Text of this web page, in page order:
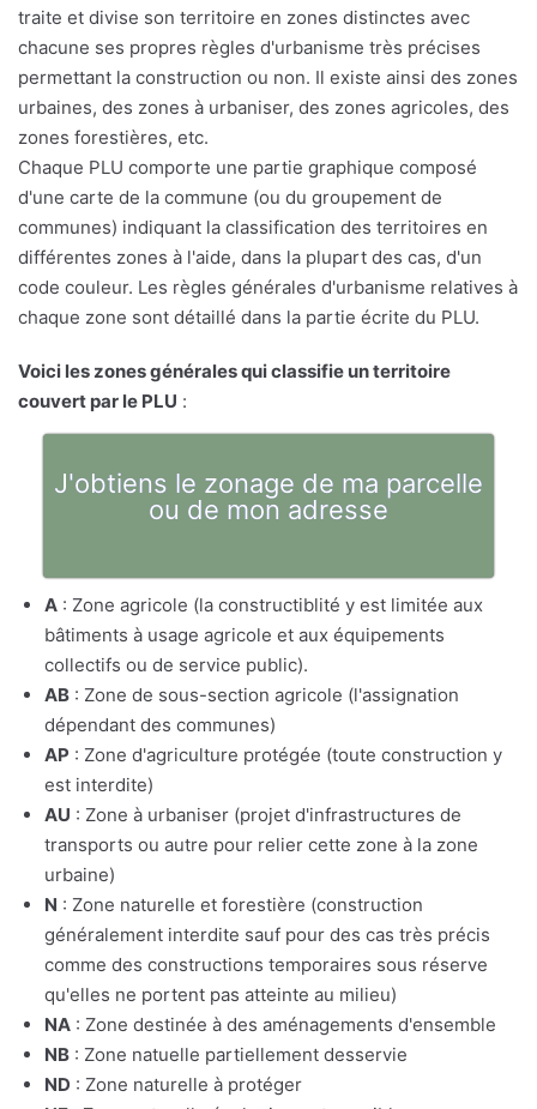
traite et divise son territoire en zones distinctes avec
chacune ses propres règles d'urbanisme très précises
permettant la construction ou non. Il existe ainsi des zones
urbaines, des zones à urbaniser, des zones agricoles, des
zones forestières, etc.
Chaque PLU comporte une partie graphique composé
d'une carte de la commune (ou du groupement de
communes) indiquant la classification des territoires en
différentes zones à l'aide, dans la plupart des cas, d'un
code couleur. Les règles générales d'urbanisme relatives à
chaque zone sont détaillé dans la partie écrite du PLU.
Voici les zones générales qui classifie un territoire
couvert par le PLU :
J'obtiens le zonage de ma parcelle
ou de mon adresse
A : Zone agricole (la constructiblité y est limitée aux
bâtiments à usage agricole et aux équipements
collectifs ou de service public).
AB : Zone de sous-section agricole (l'assignation
dépendant des communes)
AP : Zone d'agriculture protégée (toute construction y
est interdite)
AU : Zone à urbaniser (projet d'infrastructures de
transports ou autre pour relier cette zone à la zone
urbaine)
N : Zone naturelle et forestière (construction
généralement interdite sauf pour des cas très précis
comme des constructions temporaires sous réserve
qu'elles ne portent pas atteinte au milieu)
NA : Zone destinée à des aménagements d'ensemble
NB : Zone natuelle partiellement desservie
ND : Zone naturelle à protéger